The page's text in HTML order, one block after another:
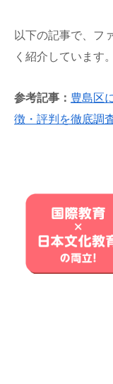
以下の記事で、フ
く紹介しています
参考記事： 豊島区
徴・評判を徹底調